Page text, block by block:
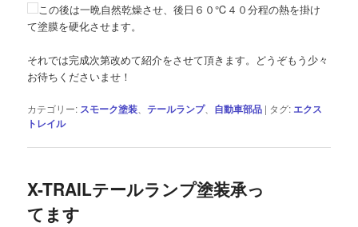
この後は一晩自然乾燥させ、後日６０℃４０分程の熱を掛け
て塗膜を硬化させます。
それでは完成次第改めて紹介をさせて頂きます。どうぞもう少々
お待ちくださいませ！
カテゴリー: スモーク塗装 テールランプ、 自動車部品 | タグ: エクス
トレイル
X-TRAILテールランプ塗装承っ
てます